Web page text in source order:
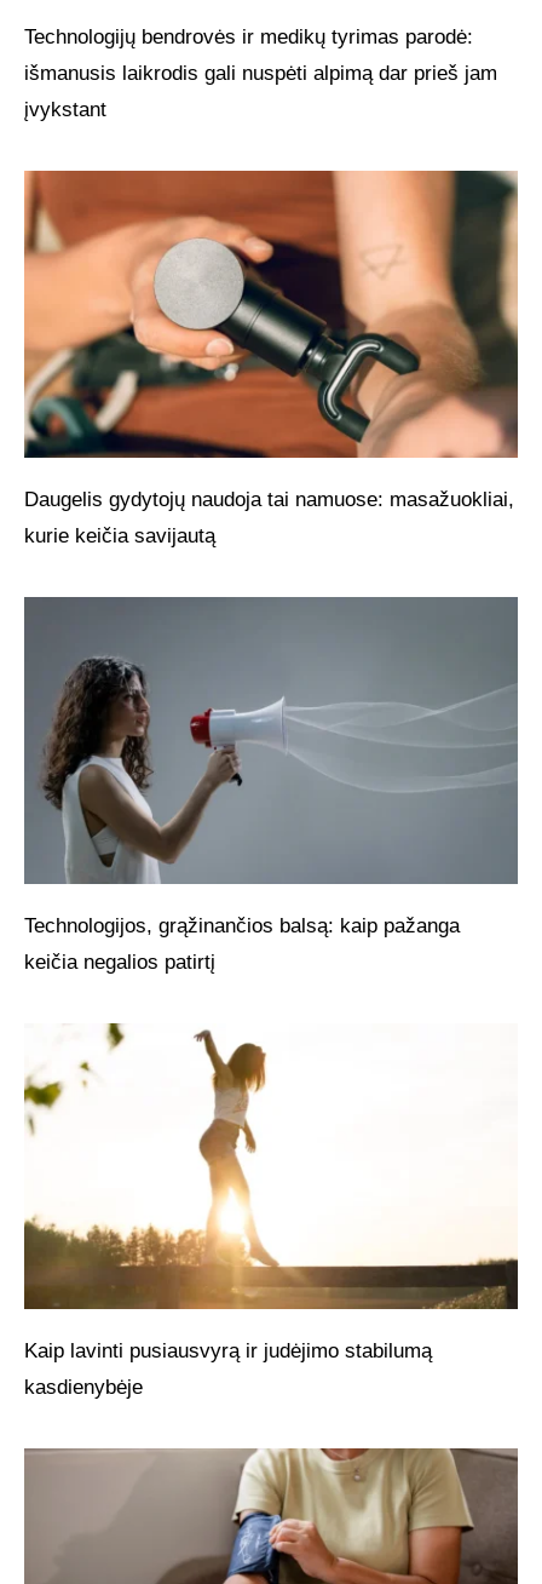
Technologijų bendrovės ir medikų tyrimas parodė:
išmanusis laikrodis gali nuspėti alpimą dar prieš jam
įvykstant
Daugelis gydytojų naudoja tai namuose: masažuokliai,
kurie keičia savijautą
Technologijos, grąžinančios balsą: kaip pažanga
keičia negalios patirtį
Kaip lavinti pusiausvyrą ir judėjimo stabilumą
kasdienybėje